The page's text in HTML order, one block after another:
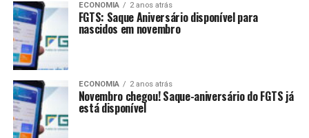
ECONOMIA 2 anos atrás
FGTS: Saque Aniversário disponível para
nascidos em novembro
ECONOMIA 2 anos atrás
Novembro chegou! Saque-aniversário do FGTS já
está disponível